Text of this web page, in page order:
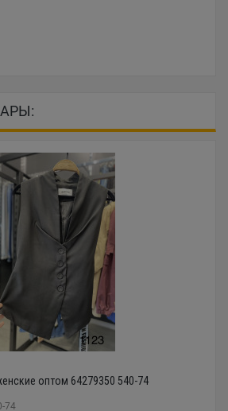
оптом 64279350 540-74
74